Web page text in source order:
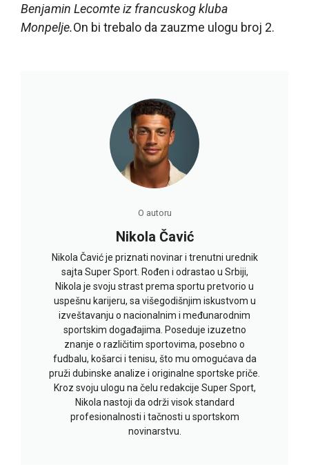
Benjamin Lecomte iz francuskog kluba
Monpelje.On bi trebalo da zauzme ulogu broj 2.
O autoru
Nikola Čavić
Nikola Čavić je priznati novinar i trenutni urednik
sajta Super Sport. Rođen i odrastao u Srbiji,
Nikola je svoju strast prema sportu pretvorio u
uspešnu karijeru, sa višegodišnjim iskustvom u
izveštavanju o nacionalnim i međunarodnim
sportskim događajima. Poseduje izuzetno
znanje o različitim sportovima, posebno o
fudbalu, košarci i tenisu, što mu omogućava da
pruži dubinske analize i originalne sportske priče.
Kroz svoju ulogu na čelu redakcije Super Sport,
Nikola nastoji da održi visok standard
profesionalnosti i tačnosti u sportskom
novinarstvu.